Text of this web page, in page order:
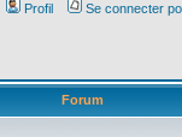
Profil
Se connecter
Forum